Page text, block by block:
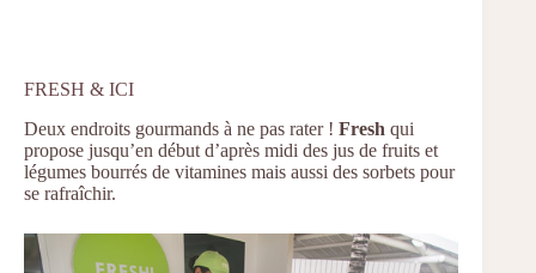
FRESH & ICI
Deux endroits gourmands à ne pas rater ! Fresh qui
propose jusqu’en début d’après midi des jus de fruits et
légumes bourrés de vitamines mais aussi des sorbets pour
se rafraîchir.